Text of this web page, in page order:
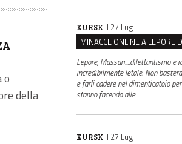
o
della
KURSK il 27 Lug
Lepore, Massari....dilettantismo e
incredibilmente letale. Non
e farli cadere nel dimenticatoio
stanno facendo alle
KURSK il 27 Lug